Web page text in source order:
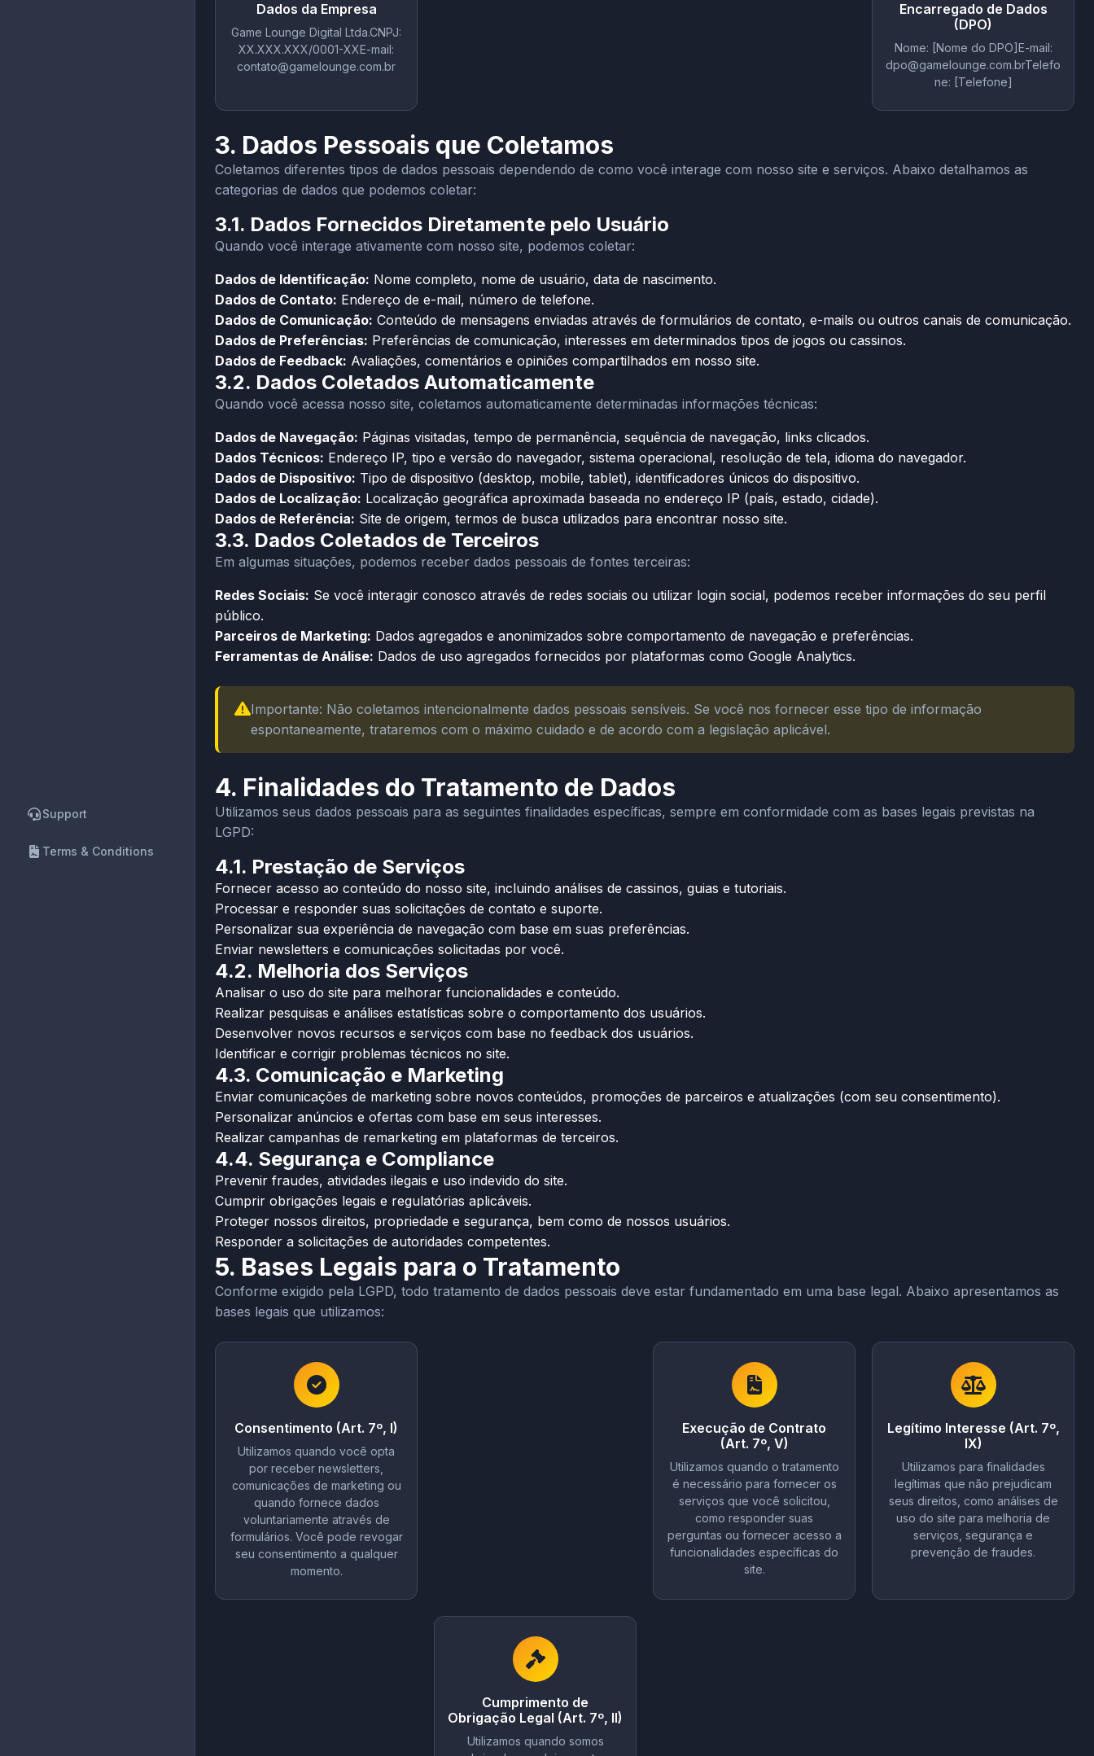
Support
Terms & Conditions
Dados da Empresa
Game Lounge Digital Ltda.CNPJ:
XX.XXX.XXX/0001-XXE-mail:
contato@gamelounge.com.br
Encarregado de Dados
(DPO)
Nome: [Nome do DPO]E-mail:
dpo@gamelounge.com.brTelefo
ne: [Telefone]
3. Dados Pessoais que Coletamos
Coletamos diferentes tipos de dados pessoais dependendo de como você interage com nosso site e serviços. Abaixo detalhamos as
categorias de dados que podemos coletar:
3.1. Dados Fornecidos Diretamente pelo Usuário
Quando você interage ativamente com nosso site, podemos coletar:
Dados de Identificação: Nome completo, nome de usuário, data de nascimento.
Dados de Contato: Endereço de e-mail, número de telefone.
Dados de Comunicação: Conteúdo de mensagens enviadas através de formulários de contato, e-mails ou outros canais de comunicação.
Dados de Preferências: Preferências de comunicação, interesses em determinados tipos de jogos ou cassinos.
Dados de Feedback: Avaliações, comentários e opiniões compartilhados em nosso site.
3.2. Dados Coletados Automaticamente
Quando você acessa nosso site, coletamos automaticamente determinadas informações técnicas:
Dados de Navegação: Páginas visitadas, tempo de permanência, sequência de navegação, links clicados.
Dados Técnicos: Endereço IP, tipo e versão do navegador, sistema operacional, resolução de tela, idioma do navegador.
Dados de Dispositivo: Tipo de dispositivo (desktop, mobile, tablet), identificadores únicos do dispositivo.
Dados de Localização: Localização geográfica aproximada baseada no endereço IP (país, estado, cidade).
Dados de Referência: Site de origem, termos de busca utilizados para encontrar nosso site.
3.3. Dados Coletados de Terceiros
Em algumas situações, podemos receber dados pessoais de fontes terceiras:
Redes Sociais: Se você interagir conosco através de redes sociais ou utilizar login social, podemos receber informações do seu perfil
público.
Parceiros de Marketing: Dados agregados e anonimizados sobre comportamento de navegação e preferências.
Ferramentas de Análise: Dados de uso agregados fornecidos por plataformas como Google Analytics.
Importante: Não coletamos intencionalmente dados pessoais sensíveis. Se você nos fornecer esse tipo de informação
espontaneamente, trataremos com o máximo cuidado e de acordo com a legislação aplicável.
4. Finalidades do Tratamento de Dados
Utilizamos seus dados pessoais para as seguintes finalidades específicas, sempre em conformidade com as bases legais previstas na
LGPD:
4.1. Prestação de Serviços
Fornecer acesso ao conteúdo do nosso site, incluindo análises de cassinos, guias e tutoriais.
Processar e responder suas solicitações de contato e suporte.
Personalizar sua experiência de navegação com base em suas preferências.
Enviar newsletters e comunicações solicitadas por você.
4.2. Melhoria dos Serviços
Analisar o uso do site para melhorar funcionalidades e conteúdo.
Realizar pesquisas e análises estatísticas sobre o comportamento dos usuários.
Desenvolver novos recursos e serviços com base no feedback dos usuários.
Identificar e corrigir problemas técnicos no site.
4.3. Comunicação e Marketing
Enviar comunicações de marketing sobre novos conteúdos, promoções de parceiros e atualizações (com seu consentimento).
Personalizar anúncios e ofertas com base em seus interesses.
Realizar campanhas de remarketing em plataformas de terceiros.
4.4. Segurança e Compliance
Prevenir fraudes, atividades ilegais e uso indevido do site.
Cumprir obrigações legais e regulatórias aplicáveis.
Proteger nossos direitos, propriedade e segurança, bem como de nossos usuários.
Responder a solicitações de autoridades competentes.
5. Bases Legais para o Tratamento
Conforme exigido pela LGPD, todo tratamento de dados pessoais deve estar fundamentado em uma base legal. Abaixo apresentamos as
bases legais que utilizamos:
Consentimento (Art. 7º, I)
Utilizamos quando você opta
por receber newsletters,
comunicações de marketing ou
quando fornece dados
voluntariamente através de
formulários. Você pode revogar
seu consentimento a qualquer
momento.
Execução de Contrato
(Art. 7º, V)
Utilizamos quando o tratamento
é necessário para fornecer os
serviços que você solicitou,
como responder suas
perguntas ou fornecer acesso a
funcionalidades específicas do
site.
Legítimo Interesse (Art. 7º,
IX)
Utilizamos para finalidades
legítimas que não prejudicam
seus direitos, como análises de
uso do site para melhoria de
serviços, segurança e
prevenção de fraudes.
Cumprimento de
Obrigação Legal (Art. 7º, II)
Utilizamos quando somos